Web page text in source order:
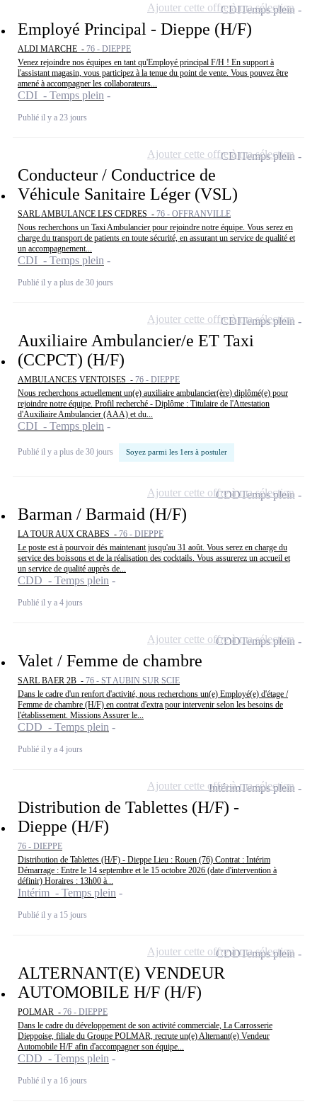
Employé Principal - Dieppe (H/F)
ALDI MARCHE - 76 - DIEPPE
Venez rejoindre nos équipes en tant qu'Employé principal F/H ! En support à
l'assistant magasin, vous participez à la tenue du point de vente. Vous pouvez être
amené à accompagner les collaborateurs...
CDI - Temps plein
Publié il y a 23 jours
CDITemps plein
Ajouter cette offre à ma sélection
Conducteur / Conductrice de
Véhicule Sanitaire Léger (VSL)
SARL AMBULANCE LES CEDRES - 76 - OFFRANVILLE
Nous recherchons un Taxi Ambulancier pour rejoindre notre équipe. Vous serez en
charge du transport de patients en toute sécurité, en assurant un service de qualité et
un accompagnement...
CDI - Temps plein
Publié il y a plus de 30 jours
CDITemps plein
Ajouter cette offre à ma sélection
Auxiliaire Ambulancier/e ET Taxi
(CCPCT) (H/F)
AMBULANCES VENTOISES - 76 - DIEPPE
Nous recherchons actuellement un(e) auxiliaire ambulancier(ère) diplômé(e) pour
rejoindre notre équipe. Profil recherché - Diplôme : Titulaire de l'Attestation
d'Auxiliaire Ambulancier (AAA) et du...
CDI - Temps plein
Publié il y a plus de 30 jours Soyez parmi les 1ers à postuler
CDITemps plein
Ajouter cette offre à ma sélection
Barman / Barmaid (H/F)
LA TOUR AUX CRABES - 76 - DIEPPE
Le poste est à pourvoir dés maintenant jusqu'au 31 août. Vous serez en charge du
service des boissons et de la réalisation des cocktails. Vous assurerez un accueil et
un service de qualité auprès de...
CDD - Temps plein
Publié il y a 4 jours
CDDTemps plein
Ajouter cette offre à ma sélection
Valet / Femme de chambre
SARL BAER 2B - 76 - ST AUBIN SUR SCIE
Dans le cadre d'un renfort d'activité, nous recherchons un(e) Employé(e) d'étage /
Femme de chambre (H/F) en contrat d'extra pour intervenir selon les besoins de
l'établissement. Missions Assurer le...
CDD - Temps plein
Publié il y a 4 jours
CDDTemps plein
Ajouter cette offre à ma sélection
Distribution de Tablettes (H/F) -
Dieppe (H/F)
76 - DIEPPE
Distribution de Tablettes (H/F) - Dieppe Lieu : Rouen (76) Contrat : Intérim
Démarrage : Entre le 14 septembre et le 15 octobre 2026 (date d'intervention à
définir) Horaires : 13h00 à...
Intérim - Temps plein
Publié il y a 15 jours
IntérimTemps plein
Ajouter cette offre à ma sélection
ALTERNANT(E) VENDEUR
AUTOMOBILE H/F (H/F)
POLMAR - 76 - DIEPPE
Dans le cadre du développement de son activité commerciale, La Carrosserie
Dieppoise, filiale du Groupe POLMAR, recrute un(e) Alternant(e) Vendeur
Automobile H/F afin d'accompagner son équipe...
CDD - Temps plein
Publié il y a 16 jours
CDDTemps plein
Ajouter cette offre à ma sélection